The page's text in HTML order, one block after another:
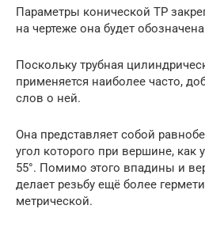
Параметры конической ТР
на чертеже она будет
Поскольку трубная
применяется наиболее часто,
слов о ней.
Она представляет собой
угол которого при вершине, как
55°. Помимо этого впадины и
делает резьбу ещё более
метрической.